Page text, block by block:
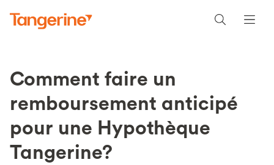
Comment faire un
remboursement anticipé
pour une Hypothèque
Tangerine?